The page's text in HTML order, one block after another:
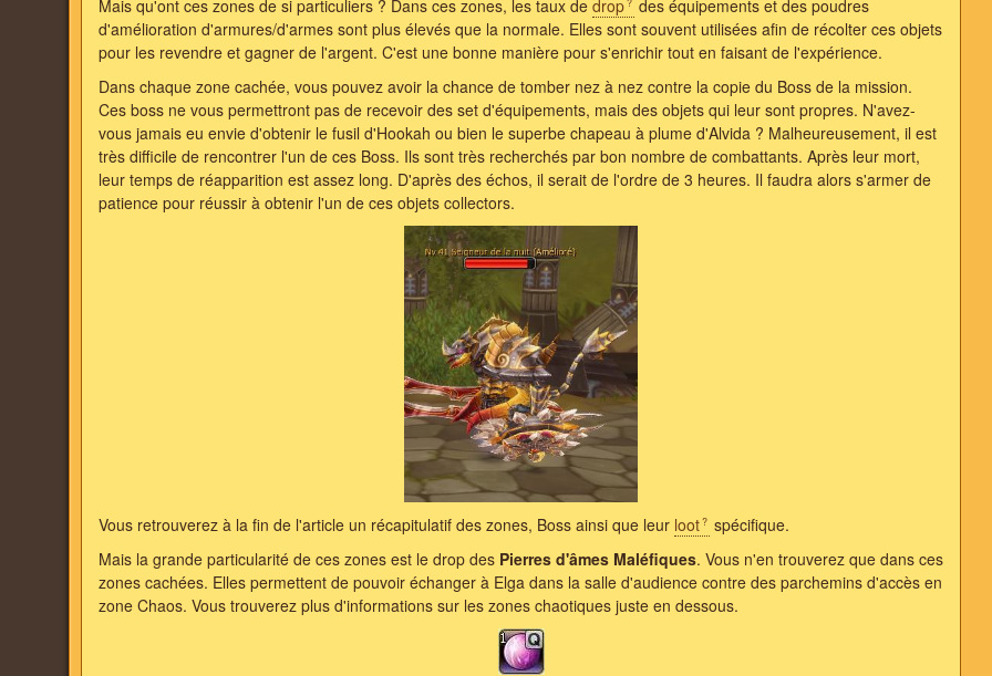
Mais qu'ont ces zones de si particuliers ? Dans ces zones, les taux de drop
des équipements et des poudres
d'amélioration d'armures/d'armes sont plus élevés que la normale. Elles sont souvent utilisées afin de récolter ces objets
pour les revendre et gagner de l'argent. C'est une bonne manière pour s'enrichir tout en faisant de l'expérience.
Dans chaque zone cachée, vous pouvez avoir la chance de tomber nez à nez contre la copie du Boss de la mission.
Ces boss ne vous permettront pas de recevoir des set d'équipements, mais des objets qui leur sont propres. N'avez-
vous jamais eu envie d'obtenir le fusil d'Hookah ou bien le superbe chapeau à plume d'Alvida ? Malheureusement, il est
très difficile de rencontrer l'un de ces Boss. Ils sont très recherchés par bon nombre de combattants. Après leur mort,
leur temps de réapparition est assez long. D'après des échos, il serait de l'ordre de 3 heures. Il faudra alors s'armer de
patience pour réussir à obtenir l'un de ces objets collectors.
Vous retrouverez à la fin de l'article un récapitulatif des zones, Boss ainsi que leur loot
spécifique.
Mais la grande particularité de ces zones est le drop des Pierres d'âmes Maléfiques. Vous n'en trouverez que dans ces
zones cachées. Elles permettent de pouvoir échanger à Elga dans la salle d'audience contre des parchemins d'accès en
zone Chaos. Vous trouverez plus d'informations sur les zones chaotiques juste en dessous.